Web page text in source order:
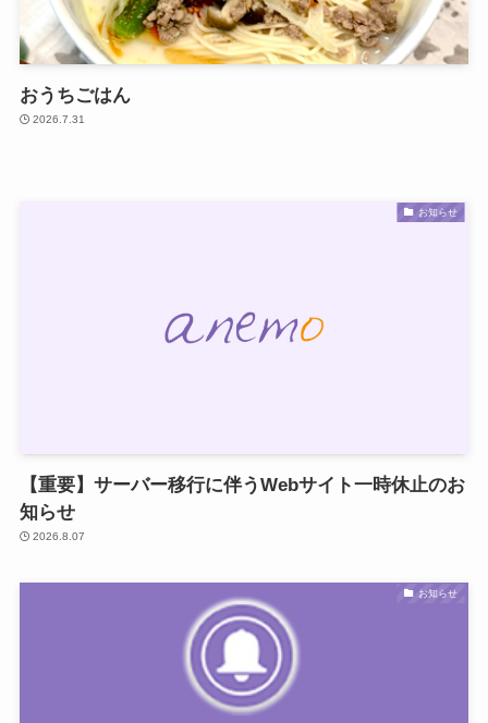
おうちごはん
2026.7.31
お知らせ
【重要】サーバー移行に伴うWebサイト一時休止のお
知らせ
2026.8.07
お知らせ